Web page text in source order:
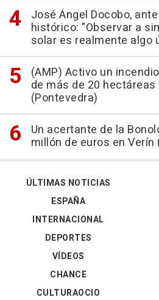
José Ángel Docobo,
histórico: "Observar a
solar es realmente algo
(AMP) Activo un
de más de 20
(Pontevedra)
Un acertante de la
millón de euros en Verín
ÚLTIMAS NOTICIAS
ESPAÑA
INTERNACIONAL
DEPORTES
VÍDEOS
CHANCE
CULTURAOCIO